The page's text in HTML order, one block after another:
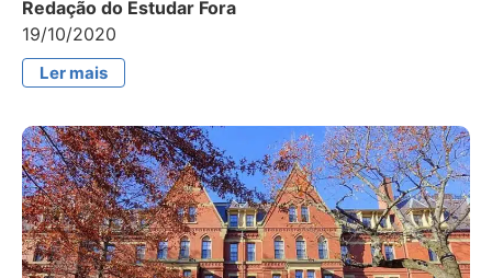
Redação do Estudar Fora
19/10/2020
Ler mais